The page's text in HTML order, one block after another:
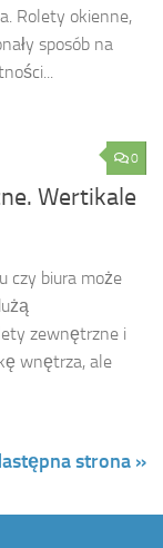
Rolety okienne,
sposób na
0
Wertikale
czy biura może
zewnętrzne i
wnętrza, ale
strona »